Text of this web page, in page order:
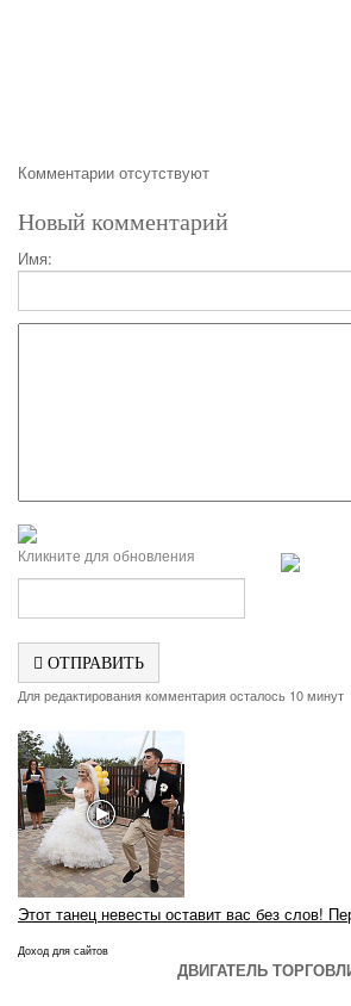
Комментарии отсутствуют
Новый комментарий
Имя:
Кликните для обновления
ОТПРАВИТЬ
Для редактирования комментария осталось 10 минут
Этот танец невесты оставит вас без слов!
Доход для сайтов
ДВИГАТЕЛЬ